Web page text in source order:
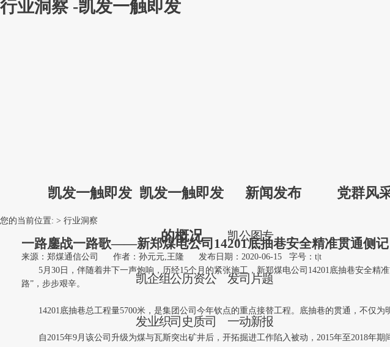
行业洞察 -凯发一触即发
凯发一触即发 凯发一触即发
的概况
凯
发
企
业
组
织
公
司
历
史
资
质
公
司
新闻发布
凯
发
一
公
司
动
图
片
新
专
题
报
党群风
您的当前位置: > 行业洞察
一路鏖战一路歌——新郑煤电公司14201底抽巷安全精准贯通侧记
来源：郑煤通信公司 作者：孙元元,王隆 发布日期：2020-06-15 字号： t t
5月30日，伴随着井下一声炮响，历经15个月的紧张施工，新郑煤电公司14201底抽巷安全
路”，步步艰辛。
14201底抽巷总工程量5700米，是集团公司今年钦点的重点接替工程。底抽巷的贯通，不仅
自2015年9月该公司升级为煤与瓦斯突出矿井后，开拓掘进工作陷入被动，2015年至2018年